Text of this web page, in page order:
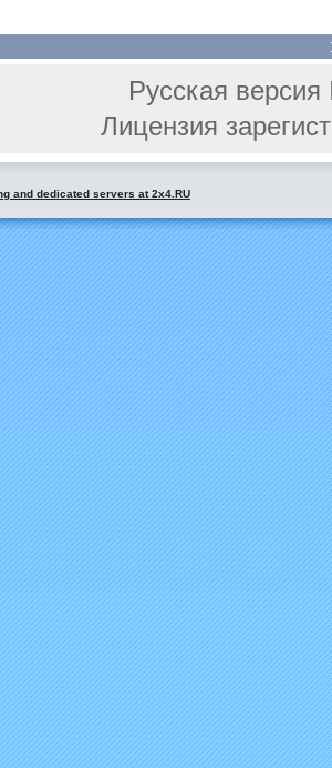
Русская
Лицензия
and dedicated servers at 2x4.RU